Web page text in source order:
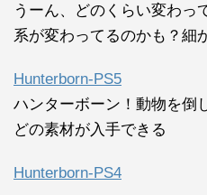
うーん、どのくらい変わっ
系が変わってるのかも？細
Hunterborn-PS5
ハンターボーン！動物を倒
どの素材が入手できる
Hunterborn-PS4